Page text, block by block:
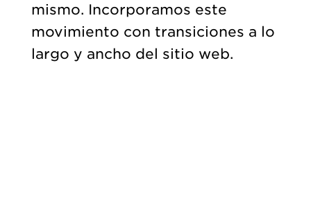
mismo. Incorporamos este
movimiento con transiciones a lo
largo y ancho del sitio web.